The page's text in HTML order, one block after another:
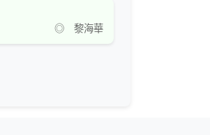
◎ 黎海華